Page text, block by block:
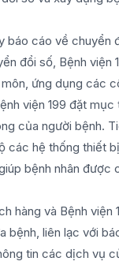
báo cáo về chuyển
đổi số, Bệnh viện
ứng dụng các
viện 199 đặt
của người bệnh.
các hệ thống thiết
bệnh nhân được
hàng và Bệnh viện
bệnh, liên lạc với
tin các dịch vụ